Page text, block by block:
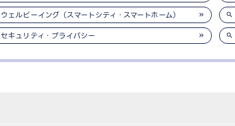
ウェルビーイング（スマートシティ・スマートホーム）
セキュリティ・プライバシー